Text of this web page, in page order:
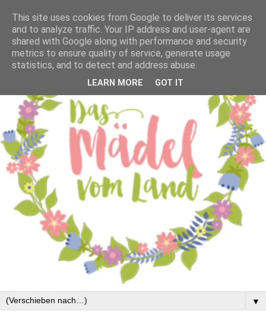
▼
This site uses cookies from Google to deliver its services
and to analyze traffic. Your IP address and user-agent are
shared with Google along with performance and security
metrics to ensure quality of service, generate usage
statistics, and to detect and address abuse.
LEARN MORE GOT IT